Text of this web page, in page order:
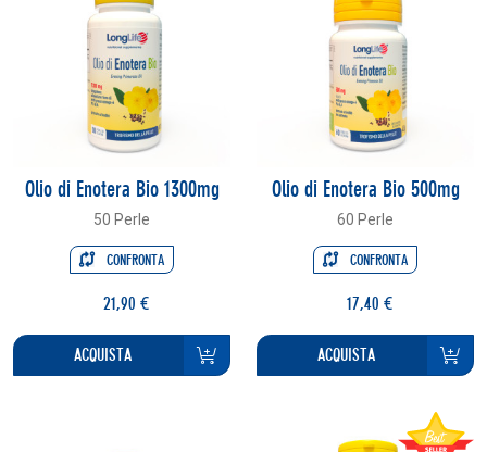
Olio di Enotera Bio 1300mg
50 Perle
CONFRONTA
21,90 €
ACQUISTA
Olio di Enotera Bio 500mg
60 Perle
CONFRONTA
17,40 €
ACQUISTA